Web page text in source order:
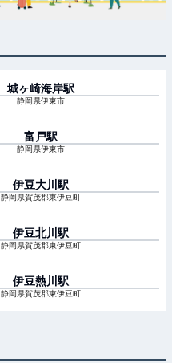
城ヶ崎海岸駅
静岡県伊東市
富戸駅
静岡県伊東市
伊豆大川 駅
静岡県賀茂郡東伊豆町
伊豆北川 駅
静岡県賀茂郡東伊豆町
伊豆熱川 駅
静岡県賀茂郡東伊豆町